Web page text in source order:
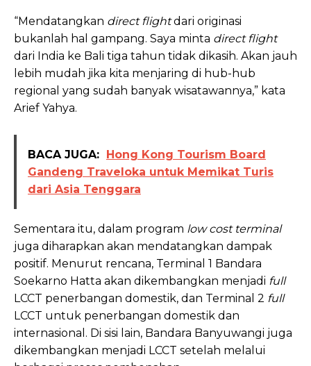
“Mendatangkan direct flightdari originasi
bukanlah hal gampang. Saya minta direct flight
dari India ke Bali tiga tahun tidak dikasih. Akan jauh
lebih mudah jika kita menjaring di hub-hub
regional yang sudah banyak wisatawannya,” kata
Arief Yahya.
BACA JUGA: Hong Kong Tourism Board
Gandeng Traveloka untuk Memikat Turis
dari Asia Tenggara
Sementara itu, dalam program low cost terminal
juga diharapkan akan mendatangkan dampak
positif. Menurut rencana, Terminal 1 Bandara
Soekarno Hatta akan dikembangkan menjadi full
LCCT penerbangan domestik, dan Terminal 2 full
LCCT untuk penerbangan domestik dan
internasional. Di sisi lain, Bandara Banyuwangi juga
dikembangkan menjadi LCCT setelah melalui